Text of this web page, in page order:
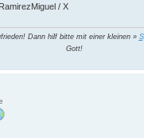
/ X
Dann hilf bitte mit einer kleinen »
Gott!